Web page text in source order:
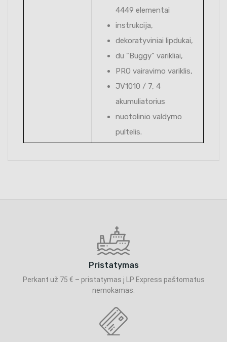
4449 elementai
instrukcija,
dekoratyviniai lipdukai,
du "Buggy" varikliai,
PRO vairavimo variklis,
JV1010 / 7, 4
akumuliatorius
nuotolinio valdymo
pultelis.
Pristatymas
Perkant už 75 € – pristatymas į LP Express paštomatus
nemokamas.